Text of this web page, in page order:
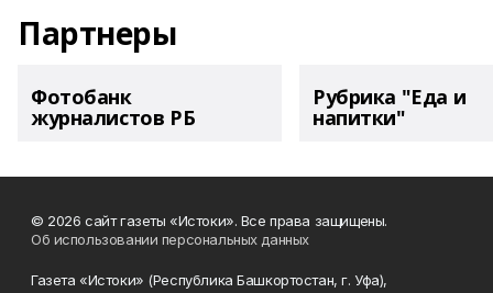
Партнеры
Фотобанк
журналистов РБ
Рубрика "Еда и
напитки"
© 2026 сайт газеты «Истоки». Все права защищены.
Об использовании персональных данных
Газета «Истоки» (Республика Башкортостан, г. Уфа),